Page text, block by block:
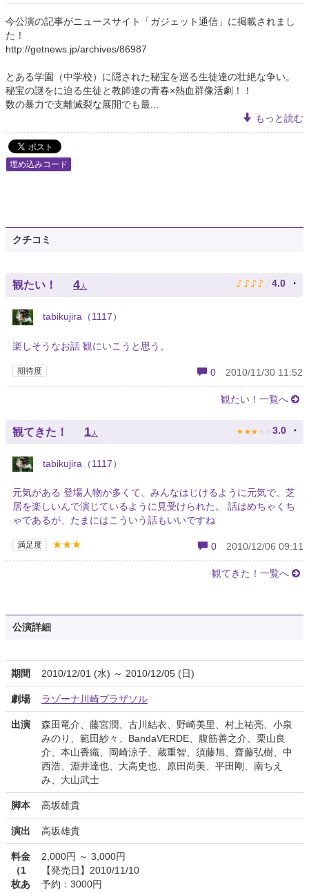
今公演の記事がニュースサイト「ガジェット通信」に掲載されまし
た！
http://getnews.jp/archives/86987
とある学園（中学校）に隠された秘宝を巡る生徒達の壮絶な争い。
秘宝の謎をに迫る生徒と教師達の青春×熱血群像活劇！！
数の暴力で支離滅裂な展開でも最...
もっと読む
埋め込みコード
クチコミ
観たい！ 4人 ♪ ♪ ♪ ♪ ♪ 4.0
tabikujira（1117）
楽しそうなお話 観にいこうと思う。
期待度 0 2010/11/30 11:52
観たい！一覧へ
観てきた！ 1 人 ★ ★ ★ ★ ★ 3.0
tabikujira（1117）
元気がある 登場人物が多くて、みんなはじけるように元気で、芝
居を楽しいんで演じているように見受けられた。 話はめちゃくち
ゃであるが、たまにはこういう話もいいですね
満足度 ★★★ 0 2010/12/06 09:11
観てきた！一覧へ
公演詳細
期間 2010/12/01 (水) ～ 2010/12/05 (日)
劇場 ラゾーナ川崎プラザソル
出演
森田竜介、藤宮潤、古川結衣、野崎美里、村上祐亮、小泉
みのり、範田紗々、BandaVERDE、腹筋善之介、栗山良
介、本山香織、岡崎涼子、蔵重智、須藤旭、齋藤弘樹、中
西浩、淵井達也、大高史也、原田尚美、平田剛、南ちえ
み、大山武士
脚本 高坂雄貴
演出 高坂雄貴
料金
（1
枚あ
2,000円 ～ 3,000円
【発売日】2010/11/10
予約：3000円